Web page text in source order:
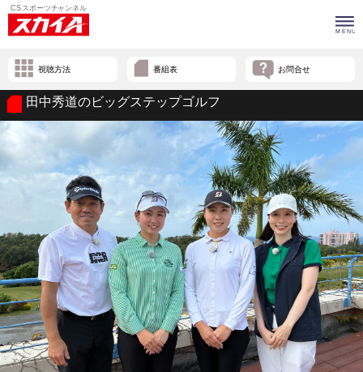
視聴方法 番組表 お問合せ
田中秀道のビッグステップゴルフ